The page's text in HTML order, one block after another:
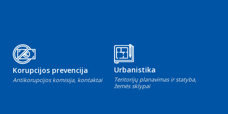
Korupcijos prevencija
Antikorupcijos komisija, kontaktai
Urbanistika
Teritorijų planavimas ir statyba,
žemės sklypai